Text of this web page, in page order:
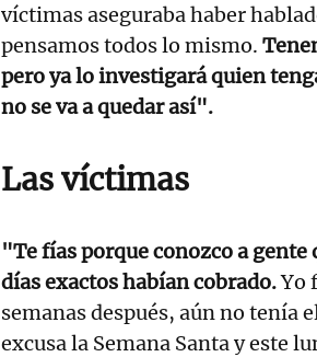
víctimas aseguraba haber
pensamos todos lo mismo.
pero ya lo investigará quien
no se va a quedar así".
Las víctimas
"Te fías porque conozco a gente
días exactos habían cobrado.Yo
semanas después, aún no tenía
excusa la Semana Santa y este